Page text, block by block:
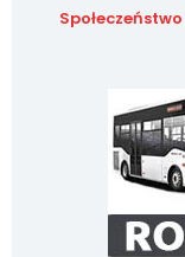
Społeczeństwo